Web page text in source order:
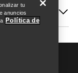
tu
anuncios
Política de